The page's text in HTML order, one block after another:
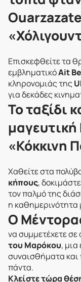
Επισκεφθείτε τα
εμβληματικόAit
κληρονομιάς της
για δεκάδες
Το ταξίδι
«Κόκκινη
Χαθείτε στα
κήπους, δοκιμάστε
τον παλμό της
η καθημερινότητα
Ο
να συμμετέχετε σε
του Μαρόκου, μια
συναισθήματα και
πάντα.
Κλείστε τώρα